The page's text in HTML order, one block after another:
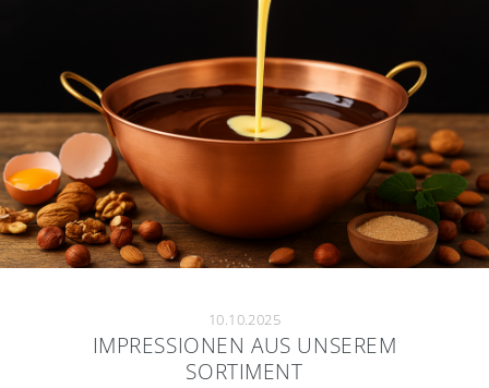
10.10.2025
IMPRESSIONEN AUS UNSEREM
SORTIMENT